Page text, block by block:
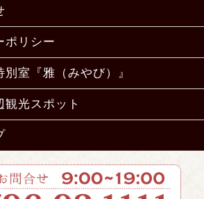
ポリシー
室『雅（みやび）』
観光スポット